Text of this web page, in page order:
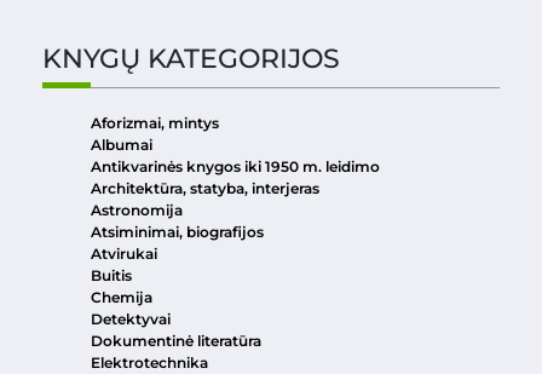
KNYGŲ KATEGORIJOS
Aforizmai, mintys
Albumai
Antikvarinės knygos iki 1950 m. leidimo
Architektūra, statyba, interjeras
Astronomija
Atsiminimai, biografijos
Atvirukai
Buitis
Chemija
Detektyvai
Dokumentinė literatūra
Elektrotechnika